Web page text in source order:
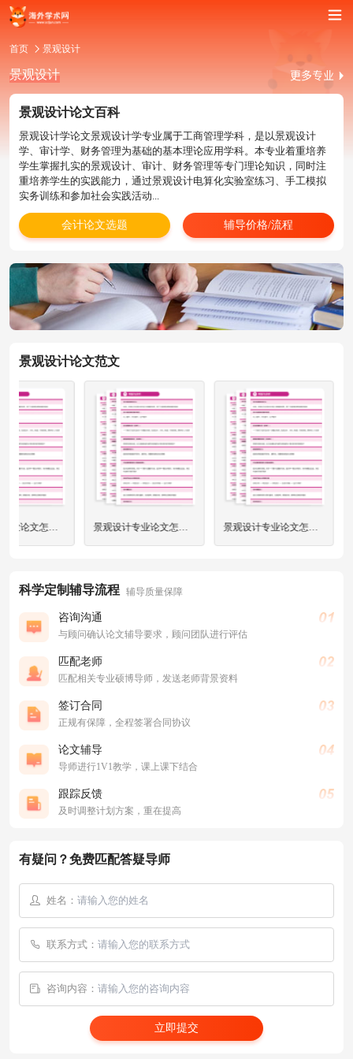
首页 景观设计
景观设计
景观设计论文百科
景观设计学论文景观设计学专业属于工商管理学科，是以景观设计
学、审计学、财务管理为基础的基本理论应用学科。本专业着重培养
学生掌握扎实的景观设计、审计、财务管理等专门理论知识，同时注
重培养学生的实践能力，通过景观设计电算化实验室练习、手工模拟
实务训练和参加社会实践活动...
会计论文选题 辅导价格/流程
景观设计论文范文
景观设计专业论文怎么写？ 景观设计专业论文怎么写？ 景观设计专业论文怎么写？
科学定制辅导流程 辅导质量保障
咨询沟通
与顾问确认论文辅导要求，顾问团队进行评估
匹配老师
匹配相关专业硕博导师，发送老师背景资料
签订合同
正规有保障，全程签署合同协议
论文辅导
导师进行1V1教学，课上课下结合
跟踪反馈
及时调整计划方案，重在提高
有疑问？免费匹配答疑导师
姓名：
联系方式：
咨询内容：
立即提交